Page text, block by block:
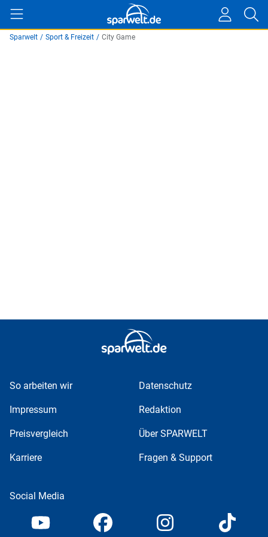
Sparwelt / Sport & Freizeit / City Game
So arbeiten wir Datenschutz
Impressum Redaktion
Preisvergleich Über SPARWELT
Karriere Fragen & Support
Social Media